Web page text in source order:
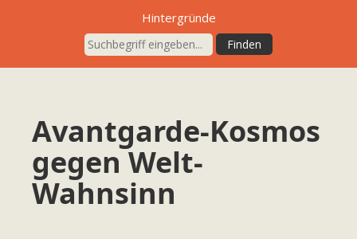
Hintergründe
Avantgarde-Kosmos
gegen Welt-
Wahnsinn